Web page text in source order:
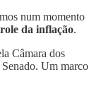
num momento
da inflação.
Câmara dos
Um marco